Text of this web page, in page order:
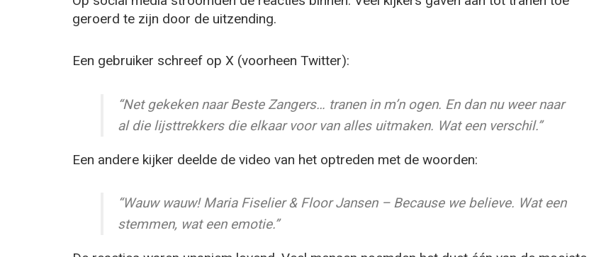
geroerd te zijn door de uitzending.
Een gebruiker schreef op X (voorheen Twitter):
“Net gekeken naar Beste Zangers… tranen in m’n ogen. En dan nu weer naar
al die lijsttrekkers die elkaar voor van alles uitmaken. Wat een verschil.”
Een andere kijker deelde de video van het optreden met de woorden:
“Wauw wauw! Maria Fiselier & Floor Jansen – Because we believe. Wat een
stemmen, wat een emotie.”